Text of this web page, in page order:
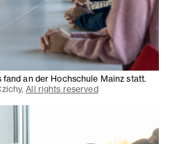
an der Hochschule Mainz statt.
All rights reserved